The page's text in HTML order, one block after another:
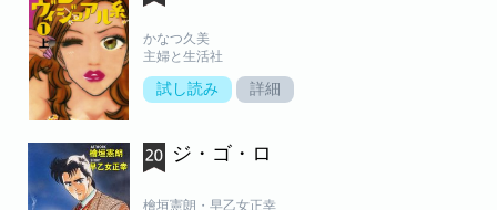
かなつ久美
主婦と生活社
試し読み 詳細
ジ・ゴ・ロ
檜垣憲朗・早乙女正幸